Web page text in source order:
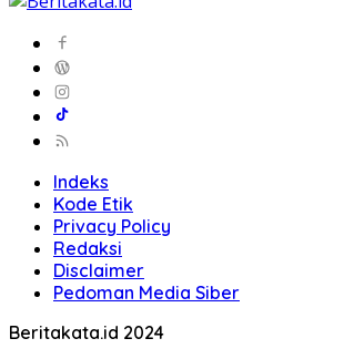
Indeks
Kode Etik
Privacy Policy
Redaksi
Disclaimer
Pedoman Media Siber
Beritakata.id 2024